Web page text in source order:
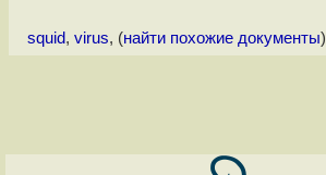
squid, virus, (найти похожие документы)